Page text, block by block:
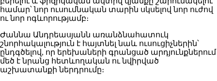
համար՝ նոր ուսումնական տարին սկսելով նոր ուժով
ու նոր ոգևորությամբ։
Ժաննա Անդրեասյանն առանձնահատուկ
շնորհակալություն է հայտնել նաև ուսուցիչներին՝
ընդգծելով, որ երեխաների գրանցած արդյունքներում
մեծ է նրանց հետևողական ու նվիրված
աշխատանքի ներդրումը։